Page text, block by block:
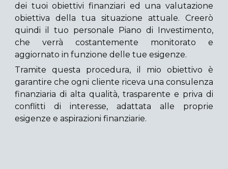
dei tuoi obiettivi finanziari ed una valutazione
obiettiva della tua situazione attuale. Creerò
quindi il tuo personale Piano di Investimento,
che verrà costantemente monitorato e
aggiornato in funzione delle tue esigenze.
Tramite questa procedura, il mio obiettivo è
garantire che ogni cliente riceva una consulenza
finanziaria di alta qualità, trasparente e priva di
conflitti di interesse, adattata alle proprie
esigenze e aspirazioni finanziarie.